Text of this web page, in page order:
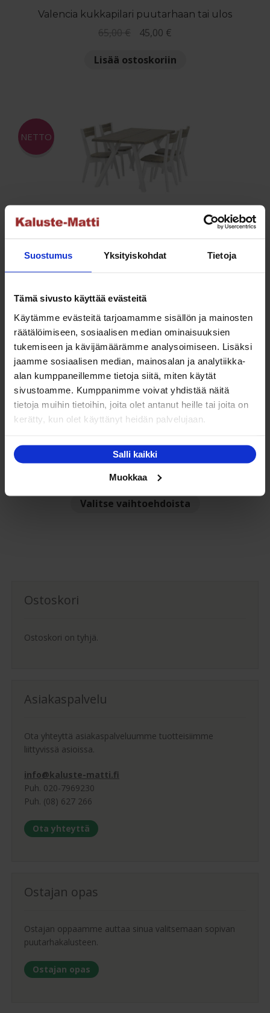
Suostumus Yksityiskohdat Tietoja
Tämä sivusto käyttää evästeitä
Käytämme evästeitä tarjoamamme sisällön ja mainosten
räätälöimiseen, sosiaalisen median ominaisuuksien
tukemiseen ja kävijämäärämme analysoimiseen. Lisäksi
jaamme sosiaalisen median, mainosalan ja analytiikka-
alan kumppaneillemme tietoja siitä, miten käytät
sivustoamme. Kumppanimme voivat yhdistää näitä
tietoja muihin tietoihin, joita olet antanut heille tai joita on
kerätty, kun olet käyttänyt heidän palvelujaan.
Salli kaikki
Muokkaa
Valencia kukkapilari puutarhaan tai ulos
65,00€
Alkuperäinen
oli:
45,00 €
on:
Lisää ostoskoriin
Lana neljän hengen lankku-ruokailuryhmä
NETTO
1 295,00€Alkuperäinen
1
295,00 €.
649,00
Nykyinen
useampi
muunnelma.
Voit
tehdä
valinnat
tuotteen
sivulla.
Hillerstorp Sandhamn 4-hengen ruokailuryhmä
terassille
NETTO
1 365,00€–2 345,00
365,00 €
Valitse vaihtoehdoista
Tällä
Ostoskori
Ostoskori on tyhjä.
Asiakaspalvelu
Ota yhteyttä asiakaspalveluumme tuotteisiimme
liittyvissä asioissa.
info@kaluste-matti.fi
Puh. 020-7969230
Puh. (08) 627 266
Ota yhteyttä
Ostajan opas
Ostajan oppaamme auttaa sinua valitsemaan sopivan
puutarhakalusteen.
Ostajan opas